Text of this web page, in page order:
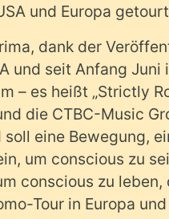
und Europa
dank der
und seit Anfang
– es heißt „Strictly
die CTBC-Music
soll eine Bewegung,
um conscious zu
conscious zu
Tour in Europa